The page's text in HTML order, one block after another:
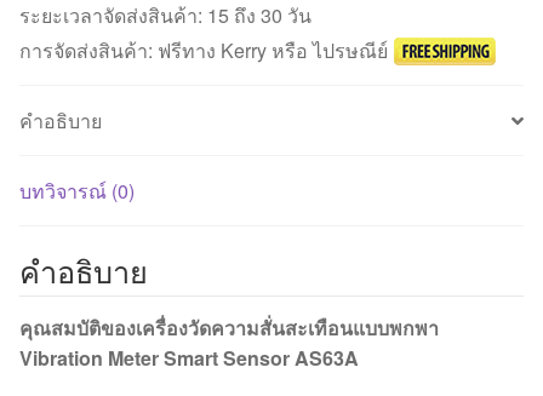
ระยะเวลาจัดส่งสินค้า: 15 ถึง 30 วัน
การจัดส่งสินค้า: ฟรีทาง Kerry หรือ ไปรษณีย์
คำอธิบาย
บทวิจารณ์ (0)
คำอธิบาย
คุณสมบัติของเครื่องวัดความสั่นสะเทือนแบบพกพา
Vibration Meter Smart Sensor AS63A